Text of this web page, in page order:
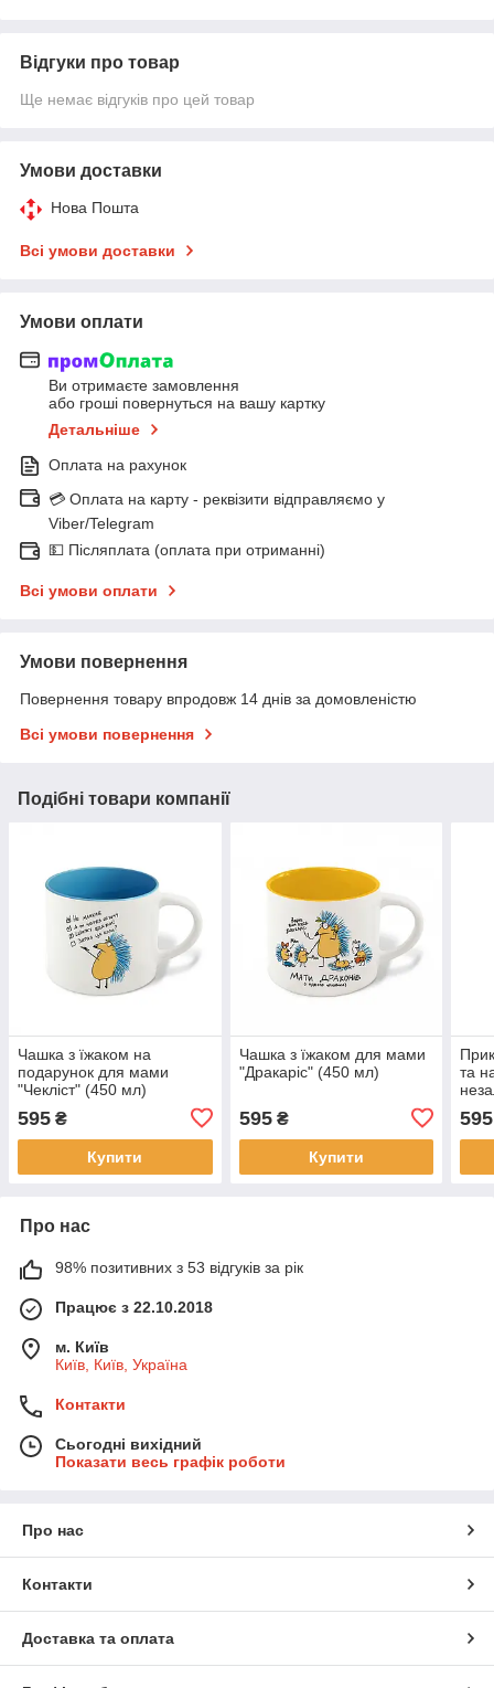
Відгуки про товар
Ще немає відгуків про цей товар
Умови доставки
Нова Пошта
Всі умови доставки
Умови оплати
Ви отримаєте замовлення
або гроші повернуться на вашу картку
Детальніше
Оплата на рахунок
💳 Оплата на карту - реквізити відправляємо у
Viber/Telegram
💵 Післяплата (оплата при отриманні)
Всі умови оплати
Умови повернення
Повернення товару впродовж 14 днів за домовленістю
Всі умови повернення
Подібні товари компанії
Чашка з їжаком на
подарунок для мами
"Чекліст" (450 мл)
595 ₴
Купити
Чашка з їжаком для мами
"Дракаріс" (450 мл)
595₴
Купити
та
595
Про нас
98% позитивних з 53 відгуків за рік
Працює з 22.10.2018
м. Київ
Київ, Київ, Україна
Контакти
Сьогодні вихідний
Показати весь графік роботи
Про нас
Контакти
Доставка та оплата